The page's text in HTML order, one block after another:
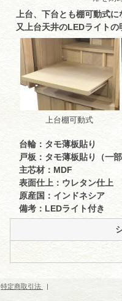
上台、下台とも棚可動式
又上台天井のLEDライト
上台棚可動式
台輪：タモ薄板貼り
戸板：タモ薄板貼り（一
主芯材：MDF
表面仕上：ウレタン仕上
原産国：インドネシア
備考：LEDライト付き
特定商取引法 |